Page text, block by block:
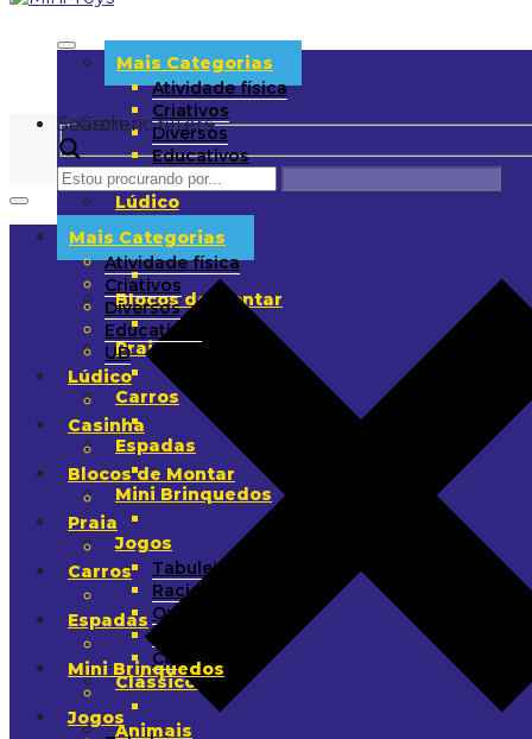
Mais Categorias
Atividade física
Criativos
Diversos
Educativos
UD
Lúdico
Casinha
Blocos de Montar
Praia
Carros
Espadas
Mini Brinquedos
Jogos
Tabuleiro
Raciocínio
Quebra-Cabeça
Arremesso
Cartas
Clássicos
Animais
Search
Generic filters
Mais Categorias
Atividade física
Criativos
Diversos
Educativos
UD
Lúdico
Casinha
Blocos de Montar
Praia
Carros
Espadas
Mini Brinquedos
Jogos